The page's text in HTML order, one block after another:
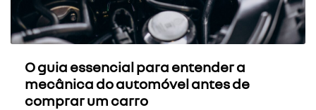
O guia essencial para entender a
mecânica do automóvel antes de
comprar um carro